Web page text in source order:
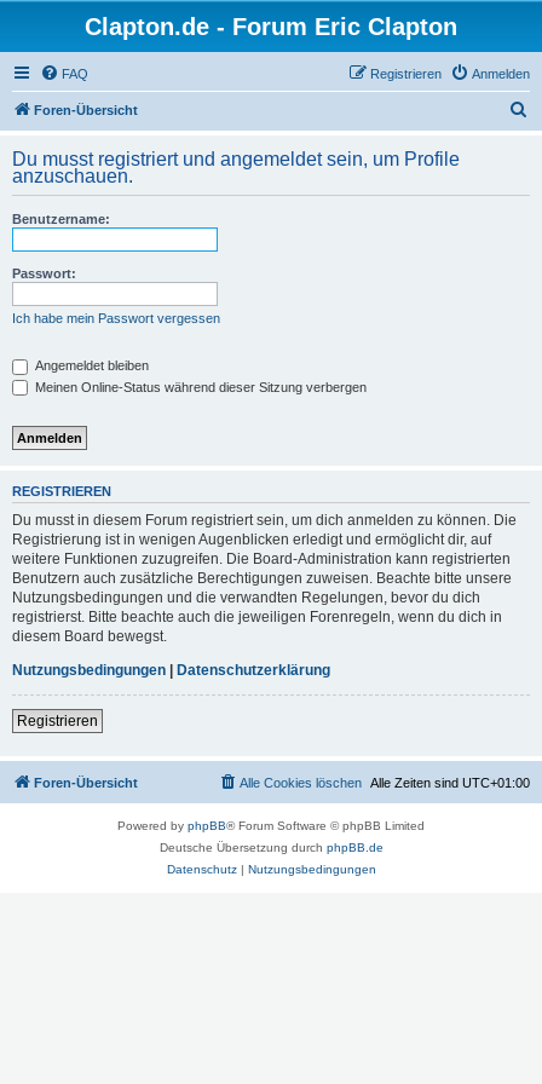
Clapton.de - Forum Eric Clapton
FAQ Anmelden
Registrieren
Foren-Übersicht
h
Du musst registriert und angemeldet sein, um Profile
anzuschauen.
Benutzername:
Passwort:
Ich habe mein Passwort vergessen
Angemeldet bleiben
Meinen Online-Status während dieser Sitzung verbergen
REGISTRIEREN
Du musst in diesem Forum registriert sein, um dich anmelden zu können. Die
Registrierung ist in wenigen Augenblicken erledigt und ermöglicht dir, auf
weitere Funktionen zuzugreifen. Die Board-Administration kann registrierten
Benutzern auch zusätzliche Berechtigungen zuweisen. Beachte bitte unsere
Nutzungsbedingungen und die verwandten Regelungen, bevor du dich
registrierst. Bitte beachte auch die jeweiligen Forenregeln, wenn du dich in
diesem Board bewegst.
Nutzungsbedingungen | Datenschutzerklärung
Registrieren
Foren-Übersicht Alle Zeiten sind UTC+01:00
Alle Cookies löschen
Powered by phpBB® Forum Software © phpBB Limited
Deutsche Übersetzung durch phpBB.de
Datenschutz| Nutzungsbedingungen